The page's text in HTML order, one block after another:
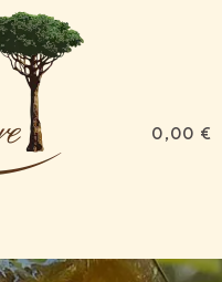
0,00 €